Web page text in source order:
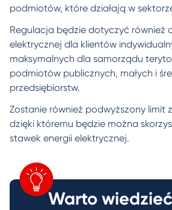
podmiotów, które działają w
Regulacja będzie dotyczyć również
elektrycznej dla klientów
maksymalnych dla samorządu
podmiotów publicznych, małych i
przedsiębiorstw.
Zostanie również podwyższony limit
dzięki któremu będzie można
stawek energii elektrycznej.
Warto wiedzieć